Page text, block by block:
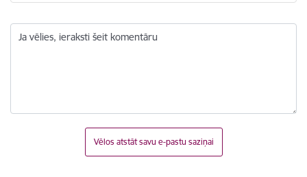
Ja vēlies, ieraksti šeit komentāru
Vēlos atstāt savu e-pastu saziņai